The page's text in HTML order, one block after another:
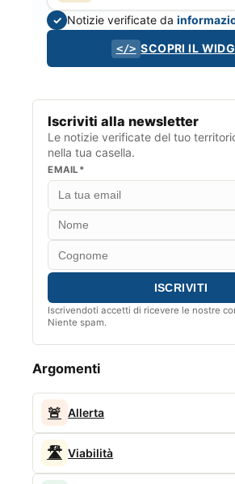
✓ Notizie verificate da
</> SCOPRI IL
Iscriviti alla newsletter
Le notizie verificate del tuo
nella tua casella.
EMAIL*
Iscrivendoti accetti di ricevere le nostre
Niente spam.
Argomenti
🚨 Allerta
🛣️ Viabilità